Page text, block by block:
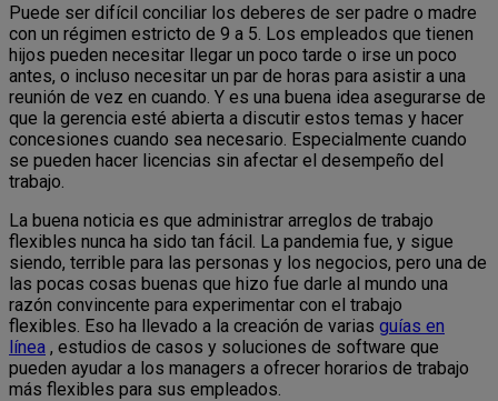
Puede ser difícil conciliar los deberes de ser padre o madre
con un régimen estricto de 9 a 5. Los empleados que tienen
hijos pueden necesitar llegar un poco tarde o irse un poco
antes, o incluso necesitar un par de horas para asistir a una
reunión de vez en cuando. Y es una buena idea asegurarse de
que la gerencia esté abierta a discutir estos temas y hacer
concesiones cuando sea necesario. Especialmente cuando
se pueden hacer licencias sin afectar el desempeño del
trabajo.
La buena noticia es que administrar arreglos de trabajo
flexibles nunca ha sido tan fácil. La pandemia fue, y sigue
siendo, terrible para las personas y los negocios, pero una de
las pocas cosas buenas que hizo fue darle al mundo una
razón convincente para experimentar con el trabajo
flexibles. Eso ha llevado a la creación de varias guías en
línea , estudios de casos y soluciones de software que
pueden ayudar a los managers a ofrecer horarios de trabajo
más flexibles para sus empleados.